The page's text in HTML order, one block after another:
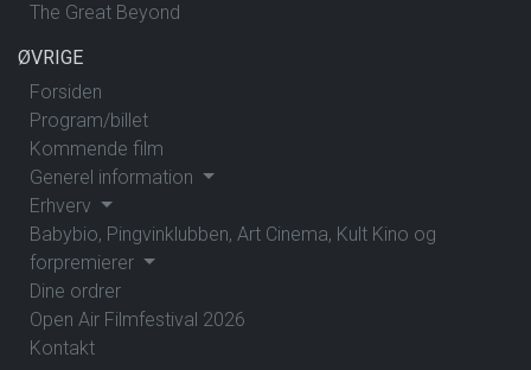
The Great Beyond
ØVRIGE
Forsiden
Program/billet
Kommende film
Generel information
Erhverv
Babybio, Pingvinklubben, Art Cinema, Kult Kino og
forpremierer
Dine ordrer
Open Air Filmfestival 2026
Kontakt